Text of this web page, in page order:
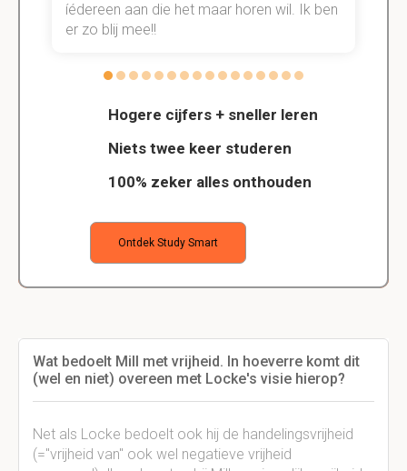
Hogere cijfers + sneller leren
Niets twee keer studeren
100% zeker alles onthouden
Ontdek Study Smart
íédereen aan die het maar horen wil. Ik ben
er zo blij mee!!
Wat bedoelt Mill met vrijheid. In hoeverre komt dit
(wel en niet) overeen met Locke's visie hierop?
Net als Locke bedoelt ook hij de handelingsvrijheid
(="vrijheid van" ook wel negatieve vrijheid